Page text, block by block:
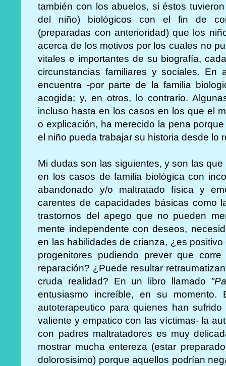
también con los abuelos, si éstos
del niño) biológicos con el fin de
(preparadas con anterioridad) que los
acerca de los motivos por los cuales no
vitales e importantes de su biografía,
circunstancias familiares y sociales.
encuentra -por parte de la familia
acogida; y, en otros, lo contrario.
incluso hasta en los casos en los que el
o explicación, ha merecido la pena
el niño pueda trabajar su historia desde lo
Mi dudas son las siguientes, y son las
en los casos de familia biológica con
abandonado y/o maltratado física y
carentes de capacidades básicas como
trastornos del apego que no pueden
mente independente con deseos,
en las habilidades de crianza, ¿es
progenitores pudiendo prever que
reparación? ¿Puede resultar
cruda realidad? En un libro llamado
entusiasmo increíble, en su momento.
autoterapeutico para quienes han
valiente y empatico con las víctimas- la
con padres maltratadores es muy
mostrar mucha entereza (estar
dolorosisimo) porque aquellos podrían